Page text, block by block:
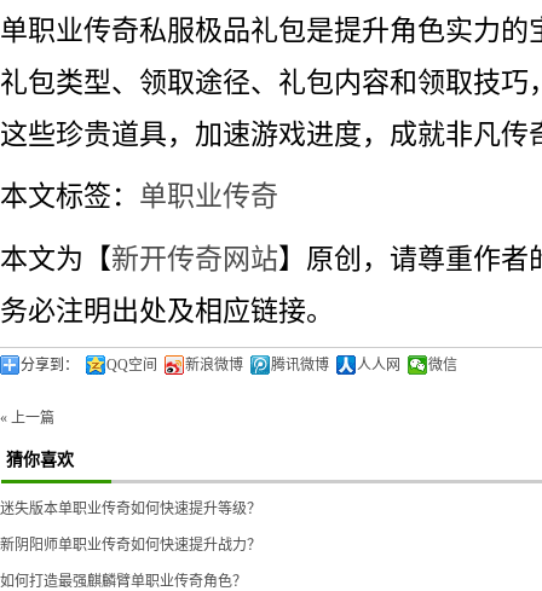
单职业传奇私服极品礼包是提升角色实力的
礼包类型、领取途径、礼包内容和领取技巧
这些珍贵道具，加速游戏进度，成就非凡传
本文标签： 单职业传奇
本文为【新开传奇网站】原创，请尊重作者
务必注明出处及相应链接。
分享到： QQ空间 新浪微博 腾讯微博 人人网 微信
« 上一篇
猜你喜欢
迷失版本单职业传奇如何快速提升等级？
新阴阳师单职业传奇如何快速提升战力？
如何打造最强麒麟臂单职业传奇角色？